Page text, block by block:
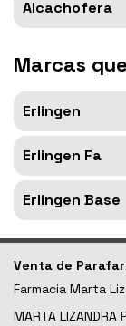
Alcachofera
Marcas
Erlingen
Erlingen Fa
Erlingen Base
Venta de
Farmacia Marta
MARTA LIZANDRA